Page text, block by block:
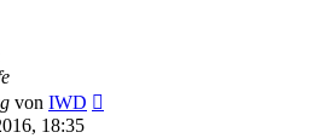
von IWD
18:35